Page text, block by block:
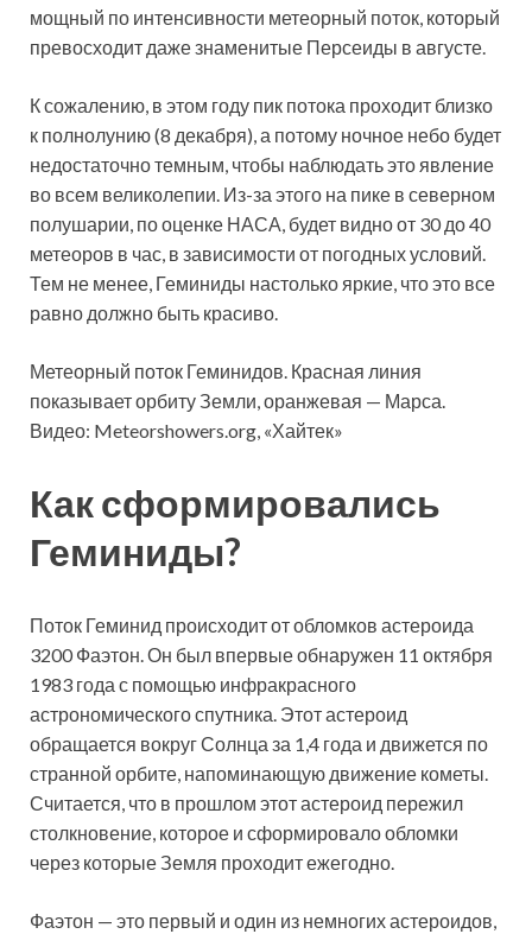
мощный по интенсивности метеорный поток, который
превосходит даже знаменитые Персеиды в августе.
К сожалению, в этом году пик потока проходит близко
к полнолунию (8 декабря), а потому ночное небо будет
недостаточно темным, чтобы наблюдать это явление
во всем великолепии. Из-за этого на пике в северном
полушарии, по оценке НАСА, будет видно от 30 до 40
метеоров в час, в зависимости от погодных условий.
Тем не менее, Геминиды настолько яркие, что это все
равно должно быть красиво.
Метеорный поток Геминидов. Красная линия
показывает орбиту Земли, оранжевая — Марса.
Видео: Meteorshowers.org, «Хайтек»
Как сформировались
Геминиды?
Поток Геминид происходит от обломков астероида
3200 Фаэтон. Он был впервые обнаружен 11 октября
1983 года с помощью инфракрасного
астрономического спутника. Этот астероид
обращается вокруг Солнца за 1,4 года и движется по
странной орбите, напоминающую движение кометы.
Считается, что в прошлом этот астероид пережил
столкновение, которое и сформировало обломки
через которые Земля проходит ежегодно.
Фаэтон — это первый и один из немногих астероидов,